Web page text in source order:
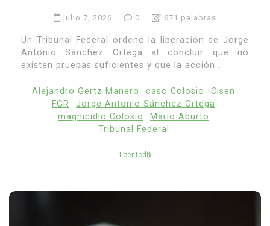
julio 7, 2026 0 671 palabras
Un Tribunal Federal ordenó la liberación de Jorge
Antonio Sánchez Ortega al concluir que no
existen pruebas suficientes y que la acción...
Alejandro Gertz Manero caso Colosio
Cisen
FGR
Jorge Antonio Sánchez Ortega
magnicidio Colosio
Mario Aburto
Tribunal Federal
Leer todo